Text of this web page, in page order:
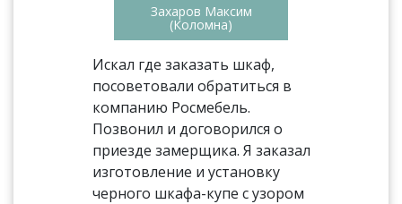
Захаров Максим
(Коломна)
Искал где заказать шкаф,
посоветовали обратиться в
компанию Росмебель.
Позвонил и договорился о
приезде замерщика. Я заказал
изготовление и установку
черного шкафа-купе с узором